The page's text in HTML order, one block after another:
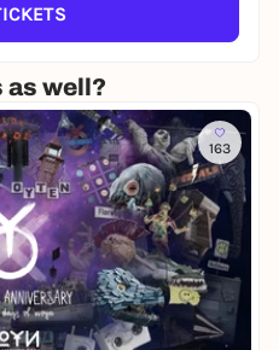
as well?
163